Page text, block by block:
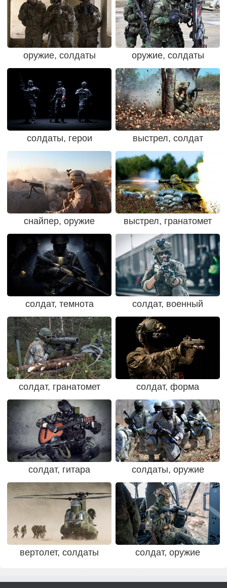
оружие, солдаты оружие, солдаты
солдаты, герои выстрел, солдат
снайпер, оружие выстрел, гранатомет
солдат, темнота солдат, военный
солдат, гранатомет солдат, форма
солдат, гитара солдаты, оружие
вертолет, солдаты солдат, оружие